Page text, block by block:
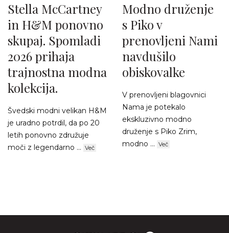
Stella McCartney
in H&M ponovno
skupaj. Spomladi
2026 prihaja
trajnostna modna
kolekcija.
Švedski modni velikan H&M
je uradno potrdil, da po 20
letih ponovno združuje
moči z legendarno ... Več
Modno druženje
s Piko v
prenovljeni Nami
navdušilo
obiskovalke
V prenovljeni blagovnici
Nama je potekalo
ekskluzivno modno
druženje s Piko Zrim,
modno ... Več